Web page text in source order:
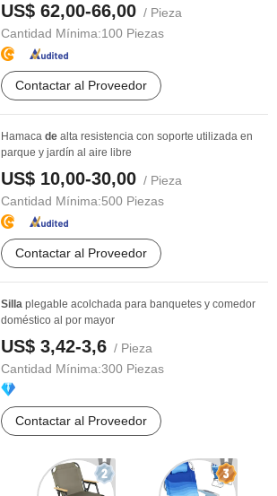
US$ 62,00-66,00 / Pieza
Cantidad Mínima:100 Piezas
Contactar al Proveedor
Hamaca de alta resistencia con soporte utilizada en
parque y jardín al aire libre
US$ 10,00-30,00 / Pieza
Cantidad Mínima:500 Piezas
Contactar al Proveedor
Silla plegable acolchada para banquetes y comedor
doméstico al por mayor
US$ 3,42-3,6 / Pieza
Cantidad Mínima:300 Piezas
Contactar al Proveedor